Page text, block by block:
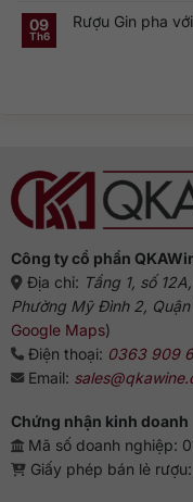
Gin
Lan:
Genever
luận
ở
09
Th6
Rượu Gin pha
Gợi
ý
chuẩn
vị
từ
chuyên
Công ty cổ phần
Địa chỉ: Tầng 1, số
Phường Mỹ Đình 2,
Google Maps)
Điện thoại: 0363 909
Email:
Chứng nhận kinh doanh
Mã số doanh nghiệp:
Giấy phép bán lẻ